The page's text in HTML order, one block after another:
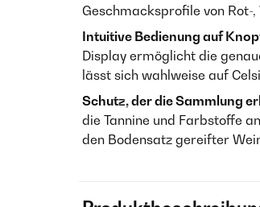
Geschmacksprofile von
Intuitive Bedienung auf
Display ermöglicht die
lässt sich wahlweise auf
Schutz, der die Sammlung
die Tannine und Farbstoffe
den Bodensatz gereifter